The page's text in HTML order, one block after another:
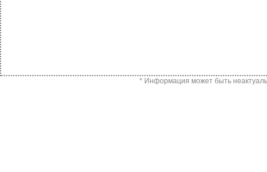
* Информация может быть